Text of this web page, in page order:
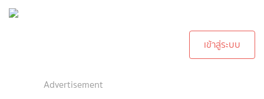
เข้าสู่ระบบ
Advertisement